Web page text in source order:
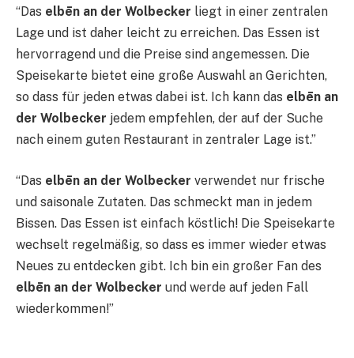
“Das elbēn an der Wolbecker liegt in einer zentralen
Lage und ist daher leicht zu erreichen. Das Essen ist
hervorragend und die Preise sind angemessen. Die
Speisekarte bietet eine große Auswahl an Gerichten,
so dass für jeden etwas dabei ist. Ich kann das elbēn an
der Wolbecker jedem empfehlen, der auf der Suche
nach einem guten Restaurant in zentraler Lage ist.”
“Das elbēn an der Wolbecker verwendet nur frische
und saisonale Zutaten. Das schmeckt man in jedem
Bissen. Das Essen ist einfach köstlich! Die Speisekarte
wechselt regelmäßig, so dass es immer wieder etwas
Neues zu entdecken gibt. Ich bin ein großer Fan des
elbēn an der Wolbecker und werde auf jeden Fall
wiederkommen!”